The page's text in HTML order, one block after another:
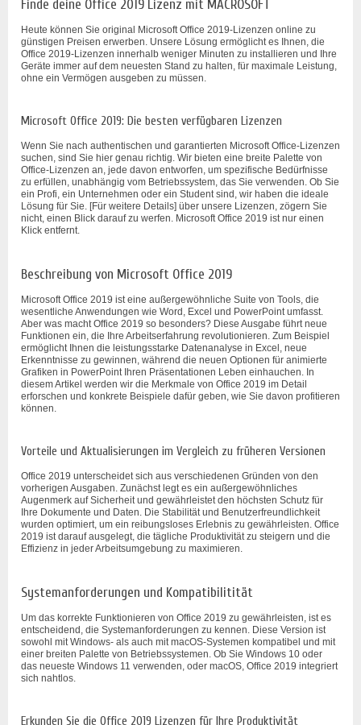
Finde deine Office 2019 Lizenz mit MACROSOFT
Heute können Sie original Microsoft Office 2019-Lizenzen online zu
günstigen Preisen erwerben. Unsere Lösung ermöglicht es Ihnen, die
Office 2019-Lizenzen innerhalb weniger Minuten zu installieren und Ihre
Geräte immer auf dem neuesten Stand zu halten, für maximale Leistung,
ohne ein Vermögen ausgeben zu müssen.
Microsoft Office 2019: Die besten verfügbaren Lizenzen
Wenn Sie nach authentischen und garantierten Microsoft Office-Lizenzen
suchen, sind Sie hier genau richtig. Wir bieten eine breite Palette von
Office-Lizenzen an, jede davon entworfen, um spezifische Bedürfnisse
zu erfüllen, unabhängig vom Betriebssystem, das Sie verwenden. Ob Sie
ein Profi, ein Unternehmen oder ein Student sind, wir haben die ideale
Lösung für Sie. [Für weitere Details] über unsere Lizenzen, zögern Sie
nicht, einen Blick darauf zu werfen. Microsoft Office 2019 ist nur einen
Klick entfernt.
Beschreibung von Microsoft Office 2019
Microsoft Office 2019 ist eine außergewöhnliche Suite von Tools, die
wesentliche Anwendungen wie Word, Excel und PowerPoint umfasst.
Aber was macht Office 2019 so besonders? Diese Ausgabe führt neue
Funktionen ein, die Ihre Arbeitserfahrung revolutionieren. Zum Beispiel
ermöglicht Ihnen die leistungsstarke Datenanalyse in Excel, neue
Erkenntnisse zu gewinnen, während die neuen Optionen für animierte
Grafiken in PowerPoint Ihren Präsentationen Leben einhauchen. In
diesem Artikel werden wir die Merkmale von Office 2019 im Detail
erforschen und konkrete Beispiele dafür geben, wie Sie davon profitieren
können.
Vorteile und Aktualisierungen im Vergleich zu früheren Versionen
Office 2019 unterscheidet sich aus verschiedenen Gründen von den
vorherigen Ausgaben. Zunächst legt es ein außergewöhnliches
Augenmerk auf Sicherheit und gewährleistet den höchsten Schutz für
Ihre Dokumente und Daten. Die Stabilität und Benutzerfreundlichkeit
wurden optimiert, um ein reibungsloses Erlebnis zu gewährleisten. Office
2019 ist darauf ausgelegt, die tägliche Produktivität zu steigern und die
Effizienz in jeder Arbeitsumgebung zu maximieren.
Systemanforderungen und Kompatibilitität
Um das korrekte Funktionieren von Office 2019 zu gewährleisten, ist es
entscheidend, die Systemanforderungen zu kennen. Diese Version ist
sowohl mit Windows- als auch mit macOS-Systemen kompatibel und mit
einer breiten Palette von Betriebssystemen. Ob Sie Windows 10 oder
das neueste Windows 11 verwenden, oder macOS, Office 2019 integriert
sich nahtlos.
Erkunden Sie die Office 2019 Lizenzen für Ihre Produktivität